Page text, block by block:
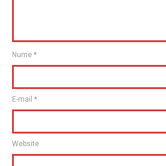
Nume *
E-mail *
Website